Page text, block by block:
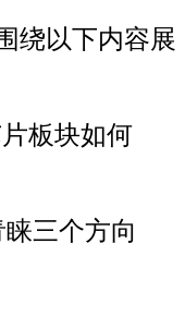
以下内容展
板块如何
三个方向